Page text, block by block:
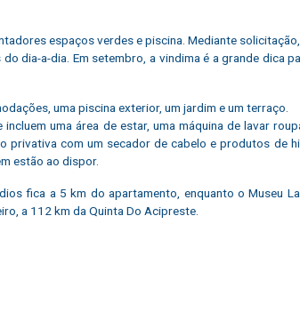
espaços verdes e piscina. Mediante
dia-a-dia. Em setembro, a vindima é a grande dica
uma piscina exterior, um jardim e um terraço.
uma área de estar, uma máquina de lavar
privativa com um secador de cabelo e produtos de
estão ao dispor.
fica a 5 km do apartamento, enquanto o Museu
a 112 km da Quinta Do Acipreste.